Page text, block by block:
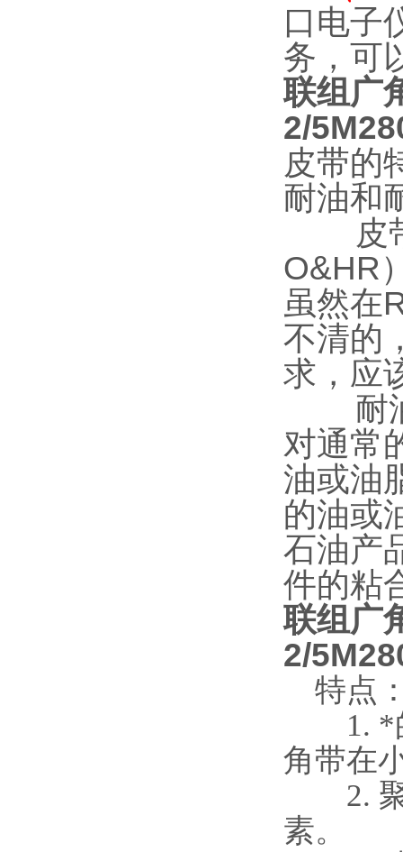
口电子
务，可
联组广
2/
皮带的
耐油和
皮带
O&HR
虽然在
不清的
求，应
耐油
对通常
油或油
的油或
石油产
件的粘
联组广
2/
特点
1. *的
角带在
2. 聚
素。